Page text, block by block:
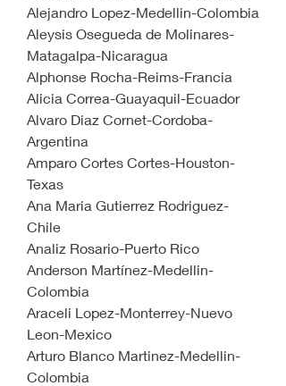
Alejandro Lopez-Medellin-Colombia
Aleysis Osegueda de Molinares-
Matagalpa-Nicaragua
Alphonse Rocha-Reims-Francia
Alicia Correa-Guayaquil-Ecuador
Alvaro Diaz Cornet-Cordoba-
Argentina
Amparo Cortes Cortes-Houston-
Texas
Ana Maria Gutierrez Rodriguez-
Chile
Analiz Rosario-Puerto Rico
Anderson Martínez-Medellin-
Colombia
Araceli Lopez-Monterrey-Nuevo
Leon-Mexico
Arturo Blanco Martinez-Medellin-
Colombia